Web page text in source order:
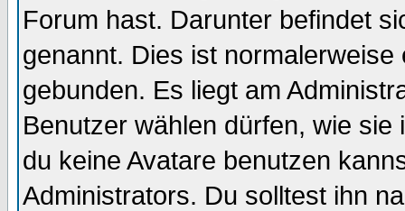
Forum hast. Darunter befindet
genannt. Dies ist
gebunden. Es liegt am
Benutzer wählen dürfen, wie
du keine Avatare benutzen
Administrators. Du solltest ihn